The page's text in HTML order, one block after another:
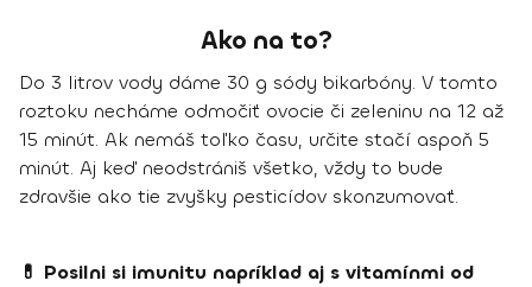
Ako na to?
Do 3 litrov vody dáme 30 g sódy bikarbóny. V tomto
roztoku necháme odmočiť ovocie či zeleninu na 12 až
15 minút. Ak nemáš toľko času, určite stačí aspoň 5
minút. Aj keď neodstrániš všetko, vždy to bude
zdravšie ako tie zvyšky pesticídov skonzumovať.
💊 Posilni si imunitu napríklad aj s vitamínmi od